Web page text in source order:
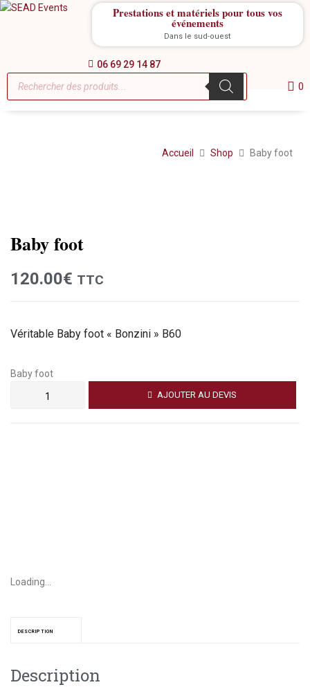
Prestations et matériels pour tous vos
événements
Dans le sud-ouest
06 69 29 14 87
0
Accueil Shop Baby foot
Baby foot
120.00€ TTC
Véritable Baby foot « Bonzini » B60
Baby foot
AJOUTER AU DEVIS
Loading...
DESCRIPTION
Description